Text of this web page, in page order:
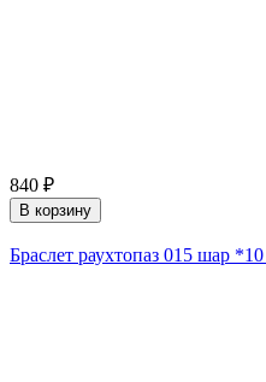
840 ₽
В корзину
Браслет раухтопаз 015 шар